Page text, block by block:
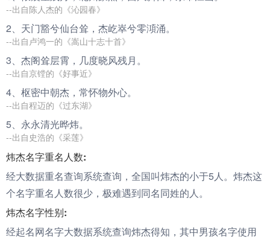
--出自陈人杰的《沁园春》
2、天门豁兮仙台耸， 杰屹崒兮零澒涌。
--出自卢鸿一的《嵩山十志十首》
3、 杰阁耸层霄，几度晓风残月。
--出自京镗的《好事近》
4、枢密中朝杰 ，常怀物外心。
--出自程迈的《过东湖》
5、永永清光晔炜。
--出自史浩的《采莲》
炜杰名字重名人数:
经大数据重名查询系统查询，全国叫炜杰的小于5人。炜杰这
个名字重名人数很少，极难遇到同名同姓的人。
炜杰名字性别:
经起名网名字大数据系统查询炜杰得知，其中男孩名字使用